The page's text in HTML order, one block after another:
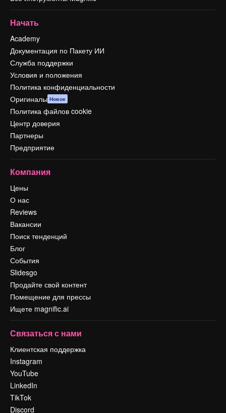
Начать
Academy
Документация по Пакету ИИ
Служба поддержки
Условия и положения
Политика конфиденциальности
Оригиналы Новое
Политика файлов cookie
Центр доверия
Партнеры
Предприятие
Компания
Цены
О нас
Reviews
Вакансии
Поиск тенденций
Блог
События
Slidesgo
Продайте свой контент
Помещение для прессы
Ищете magnific.ai
Связаться с нами
Клиентская поддержка
Instagram
YouTube
LinkedIn
TikTok
Discord